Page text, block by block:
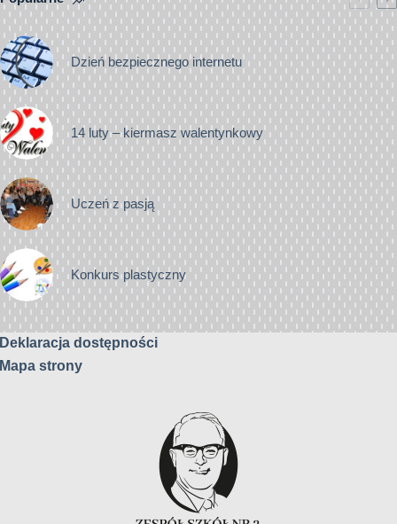
Dzień bezpiecznego internetu
14 luty – kiermasz walentynkowy
Uczeń z pasją
Konkurs plastyczny
Deklaracja dostępności
Mapa strony